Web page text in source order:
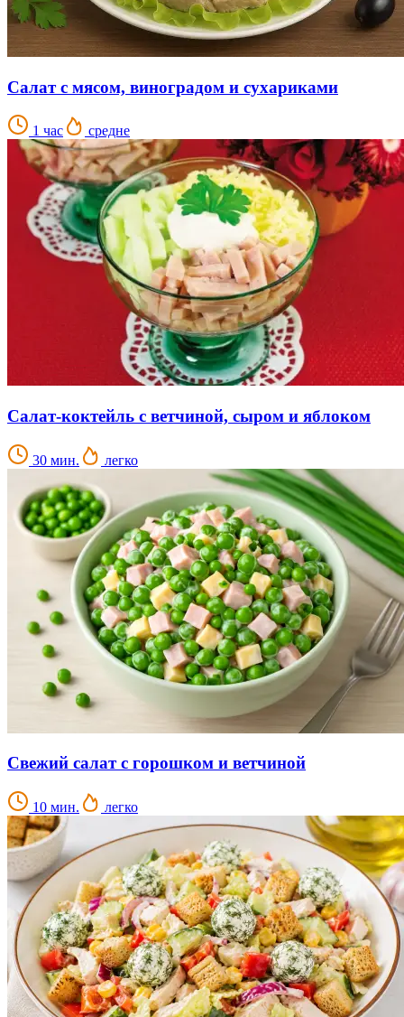
Салат с мясом, виноградом и сухариками
1 час средне
Салат-коктейль с ветчиной, сыром и яблоком
30 мин. легко
Свежий салат с горошком и ветчиной
10 мин. легко